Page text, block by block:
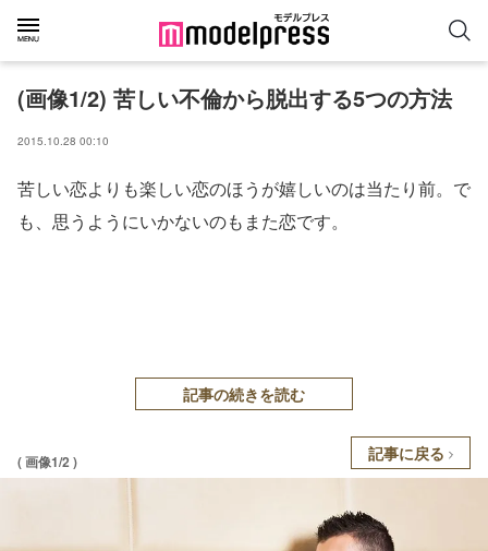
(画像1/2) 苦しい不倫から脱出する5つの方法
2015.10.28 00:10
苦しい恋よりも楽しい恋のほうが嬉しいのは当たり前。で
も、思うようにいかないのもまた恋です。
記事の続きを読む
( 画像1/2 ) 記事に戻る